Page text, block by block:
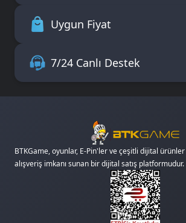
Uygun Fiyat
7/24 Canlı Destek
BTKGame, oyunlar, E-Pin'ler ve çeşitli dijital ürünler
alışveriş imkanı sunan bir dijital satış platformudur.